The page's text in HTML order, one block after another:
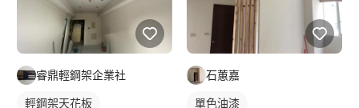
睿鼎輕鋼架企業社
輕鋼架天花板
石蕙嘉
單色油漆